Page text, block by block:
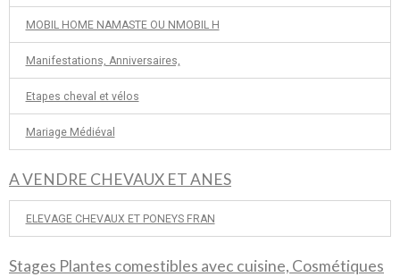
MOBIL HOME NAMASTE OU NMOBIL H
Manifestations, Anniversaires,
Etapes cheval et vélos
Mariage Médiéval
A VENDRE CHEVAUX ET ANES
ELEVAGE CHEVAUX ET PONEYS FRAN
Stages Plantes comestibles avec cuisine, Cosmétiques